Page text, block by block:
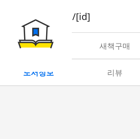
book/rent/[id]
대여 새책구매
도서정보 리뷰